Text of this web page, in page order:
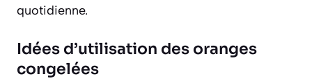
quotidienne.
Idées d’utilisation des oranges
congelées